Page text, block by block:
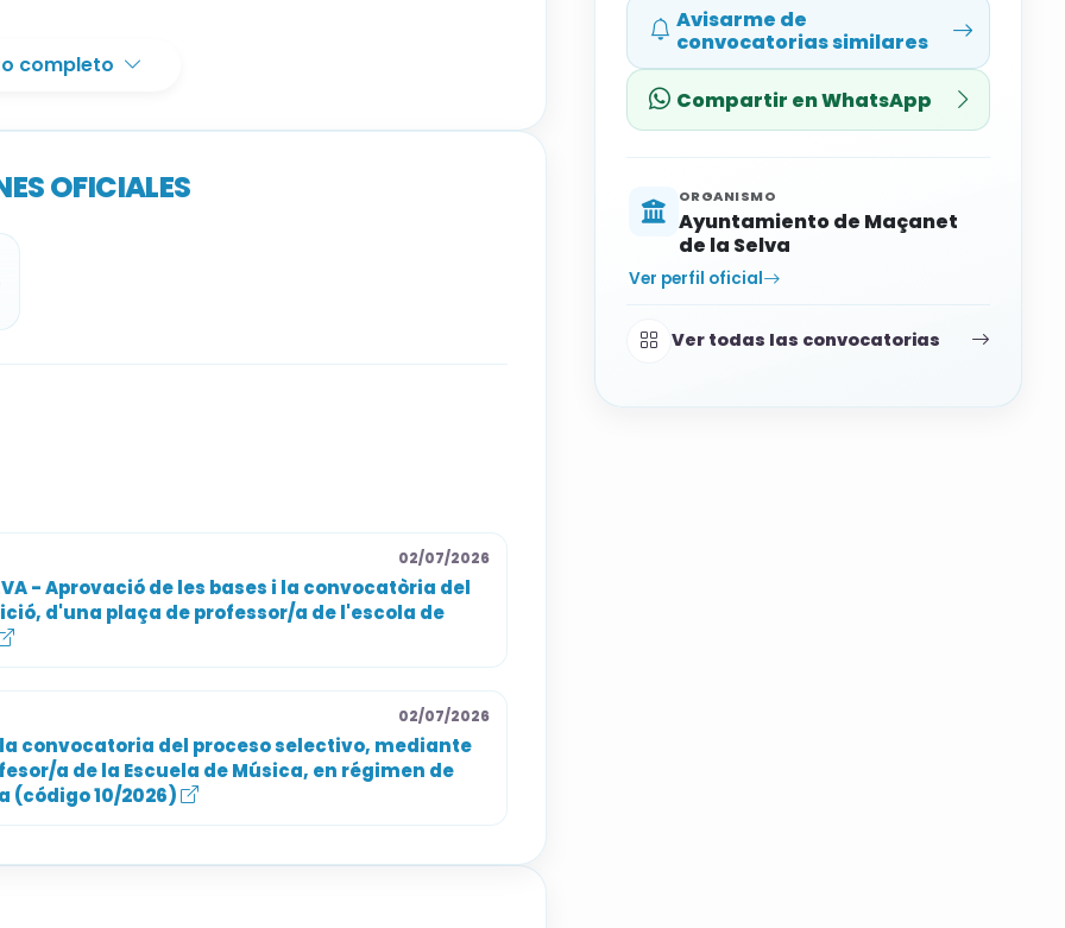
correspondiente.
española deben acreditar nivel C1 o
en las bases.
de 30 € dentro del plazo de presentación
experiencia en la especialidad de
o composiciones artísticas y experiencia como
las bases oficiales completas antes de
completo
OFICIALES
02/07/2026
- Aprovació de les bases i la convocatòria del
d'una plaça de professor/a de l'escola de
02/07/2026
convocatoria del proceso selectivo, mediante
a de la Escuela de Música, en régimen de
(código 10/2026)
Avisarme de
convocatorias similares
Compartir en WhatsApp
ORGANISMO
Ayuntamiento de Maçanet
de la Selva
Ver perfil oficial
Ver todas las convocatorias